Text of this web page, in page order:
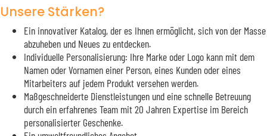
Unsere Stärken?
Ein innovativer Katalog, der es Ihnen ermöglicht, sich von der Masse
abzuheben und Neues zu entdecken.
Individuelle Personalisierung: Ihre Marke oder Logo kann mit dem
Namen oder Vornamen einer Person, eines Kunden oder eines
Mitarbeiters auf jedem Produkt versehen werden.
Maßgeschneiderte Dienstleistungen und eine schnelle Betreuung
durch ein erfahrenes Team mit 20 Jahren Expertise im Bereich
personalisierter Geschenke.